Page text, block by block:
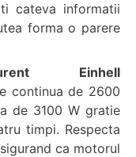
cateva informatii
forma o parere
Einhell
continua de 2600
de 3100 W gratie
timpi. Respecta
ca motorul